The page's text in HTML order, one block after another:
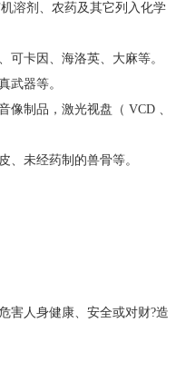
溶剂、农药及其它列入化学
可卡因、海洛英、大麻等。
武器等。
像制品，激光视盘（ VCD 、
、未经药制的兽骨等。
害人身健康、安全或对财?造